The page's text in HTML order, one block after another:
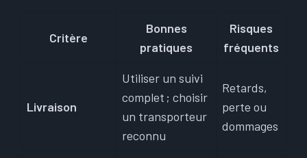
Critère
Bonnes
pratiques
Risques
fréquents
Livraison
Utiliser un suivi
complet ; choisir
un transporteur
reconnu
Retards,
perte ou
dommages